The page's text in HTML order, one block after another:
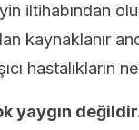
iltihabından
kaynaklanır
hastalıkların
yaygın